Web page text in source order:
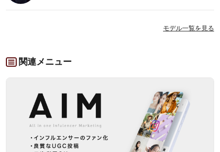
モデル一覧を見る
関連メニュー